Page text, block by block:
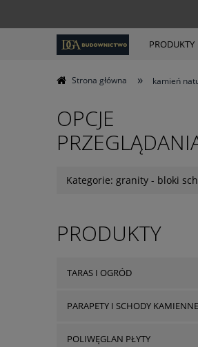
PRODUKTY
Strona główna » kamień
OPCJE
Kategorie: granity - bloki
PRODUKTY
TARAS I OGRÓD
PARAPETY I SCHODY KAMIENNE
POLIWĘGLAN PŁYTY